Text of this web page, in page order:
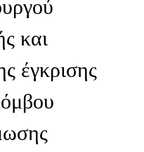
και
έγκρισης